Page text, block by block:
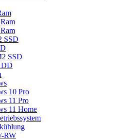
SSD
SSD
10 Pro
11 Pro
11 Home
RW